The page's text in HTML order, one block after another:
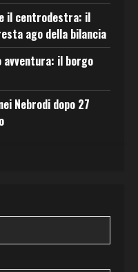
il centrodestra: il
ago della bilancia
avventura: il borgo
Nebrodi dopo 27